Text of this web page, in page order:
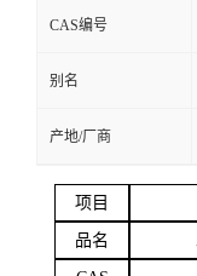
CAS编号
别名
产地/厂商
项目
品名